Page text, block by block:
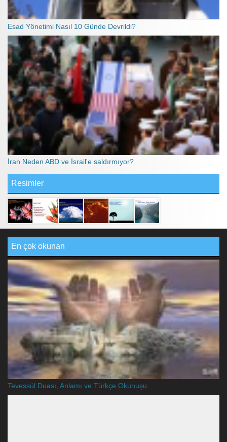
Esad Yönetimi Nasıl 10 Günde Devrildi?
İran Neden ABD ve İsrail'e saldırmıyor?
Resimler
En çok okunan
Tevessül Duası, Anlamı ve Türkçe Okunuşu